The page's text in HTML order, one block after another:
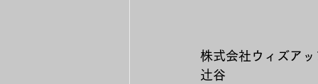
株式会社ウィズア
辻谷